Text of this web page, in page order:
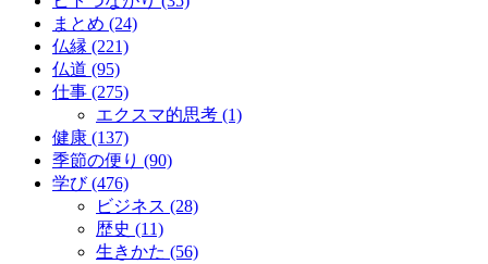
まとめ (24)
仏縁 (221)
仏道 (95)
仕事 (275)
エクスマ的思考 (1)
健康 (137)
季節の便り (90)
学び (476)
ビジネス (28)
歴史 (11)
生きかた (56)